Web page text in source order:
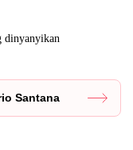
Santana